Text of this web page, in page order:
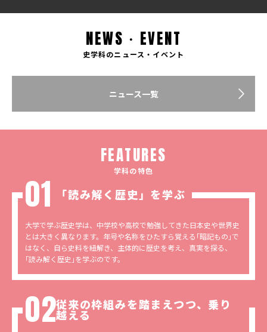
NEWS・EVENT
史学科のニュース・イベント
ニュース一覧
FEATURES
学科の特色
「読み解く歴史」を学ぶ
大学で学ぶ歴史学は、中学校や高校で勉強してきた日本史や世界史
とは大きく異なります。年号や名称をひたすら覚える｢暗記もの｣で
はなく、自ら史料を紐解き、主体的に歴史を考え、真実を探る、
｢読み解く歴史｣を学ぶのです。
従来の枠組みを踏まえつつ、乗り
越える